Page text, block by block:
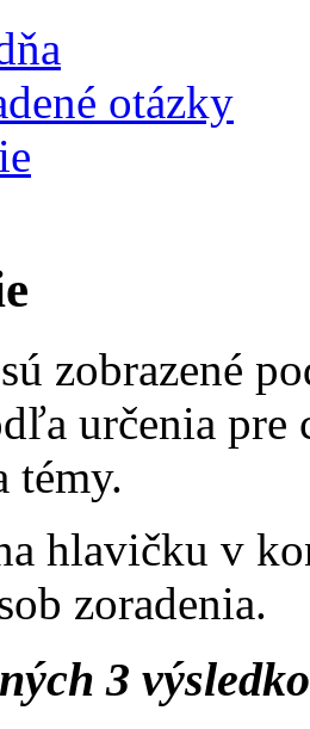
otázky
zobrazené
určenia pre
témy.
hlavičku v
zoradenia.
3